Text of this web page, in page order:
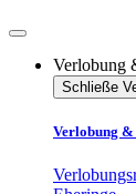
Verlobung
Schließe
Verlobung